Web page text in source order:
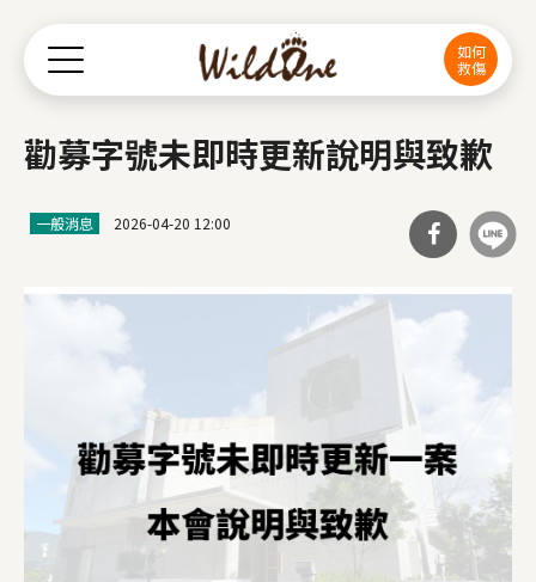
勸募字號未即時更新說明與致歉
一般消息 2026-04-20 12:00
到Fa
ok
如何
救傷